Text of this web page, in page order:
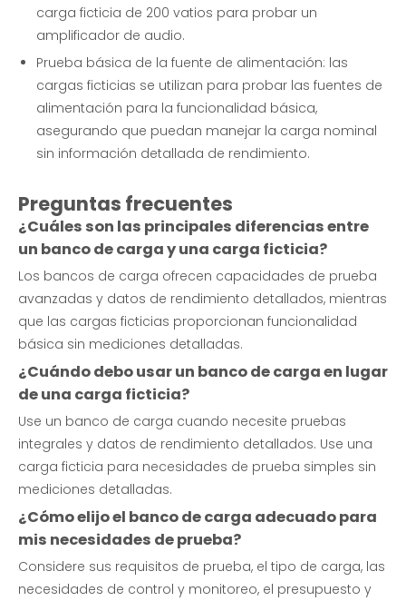
carga ficticia de 200 vatios para probar un
amplificador de audio.
Prueba básica de la fuente de alimentación: las
cargas ficticias se utilizan para probar las fuentes de
alimentación para la funcionalidad básica,
asegurando que puedan manejar la carga nominal
sin información detallada de rendimiento.
Preguntas frecuentes
¿Cuáles son las principales diferencias entre
un banco de carga y una carga ficticia?
Los bancos de carga ofrecen capacidades de prueba
avanzadas y datos de rendimiento detallados, mientras
que las cargas ficticias proporcionan funcionalidad
básica sin mediciones detalladas.
¿Cuándo debo usar un banco de carga en lugar
de una carga ficticia?
Use un banco de carga cuando necesite pruebas
integrales y datos de rendimiento detallados. Use una
carga ficticia para necesidades de prueba simples sin
mediciones detalladas.
¿Cómo elijo el banco de carga adecuado para
mis necesidades de prueba?
Considere sus requisitos de prueba, el tipo de carga, las
necesidades de control y monitoreo, el presupuesto y